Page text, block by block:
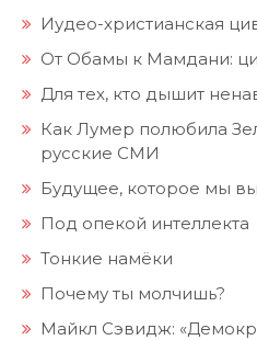
Иудео-христианская
От Обамы к Мамдани:
Для тех, кто дышит
Как Лумер полюбила
русские СМИ
Будущее, которое мы
Под опекой интеллекта
Тонкие намёки
Почему ты молчишь?
Майкл Сэвидж: